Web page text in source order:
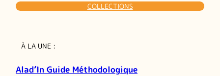
COLLECTIONS
À LA UNE :
Alad’In Guide Méthodologique